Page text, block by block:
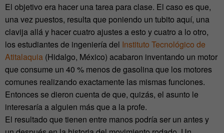
El objetivo era hacer una tarea para clase. El caso es que,
una vez puestos, resulta que poniendo un tubito aquí, una
clavija allá y hacer cuatro ajustes a esto y cuatro a lo otro,
los estudiantes de ingeniería del Instituto Tecnológico de
Atitalaquia (Hidalgo, México) acabaron inventando un motor
que consume un 40 % menos de gasolina que los motores
comunes realizando exactamente las mismas funciones.
Entonces se dieron cuenta de que, quizás, el asunto le
interesaría a alguien más que a la profe.
El resultado que tienen entre manos podría ser un antes y